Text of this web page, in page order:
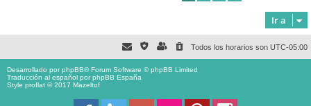
Ir a
Todos los horarios son UTC-05:00
Desarrollado porphpBB® Forum Software © phpBB Limited
Traducción al español porphpBB España
Style proflat © 2017 Mazeltof